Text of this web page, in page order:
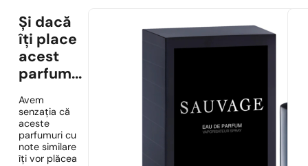
Și dacă
îți place
acest
parfum...
Avem
senzația că
aceste
parfumuri cu
note similare
îți vor plăcea